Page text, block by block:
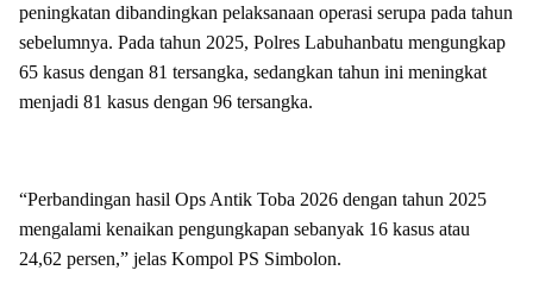
peningkatan dibandingkan pelaksanaan operasi serupa pada tahun
sebelumnya. Pada tahun 2025, Polres Labuhanbatu mengungkap
65 kasus dengan 81 tersangka, sedangkan tahun ini meningkat
menjadi 81 kasus dengan 96 tersangka.
“Perbandingan hasil Ops Antik Toba 2026 dengan tahun 2025
mengalami kenaikan pengungkapan sebanyak 16 kasus atau
24,62 persen,” jelas Kompol PS Simbolon.